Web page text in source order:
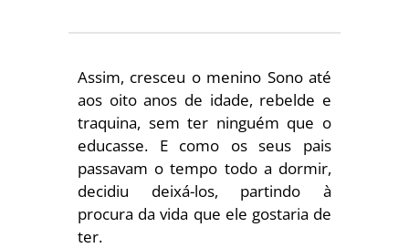
Assim, cresceu o menino Sono até
aos oito anos de idade, rebelde e
traquina, sem ter ninguém que o
educasse. E como os seus pais
passavam o tempo todo a dormir,
decidiu deixá-los, partindo à
procura da vida que ele gostaria de
ter.